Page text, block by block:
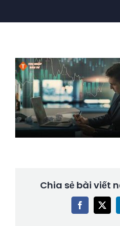
Search
for:
Chia sẻ bài viết
Facebook
X